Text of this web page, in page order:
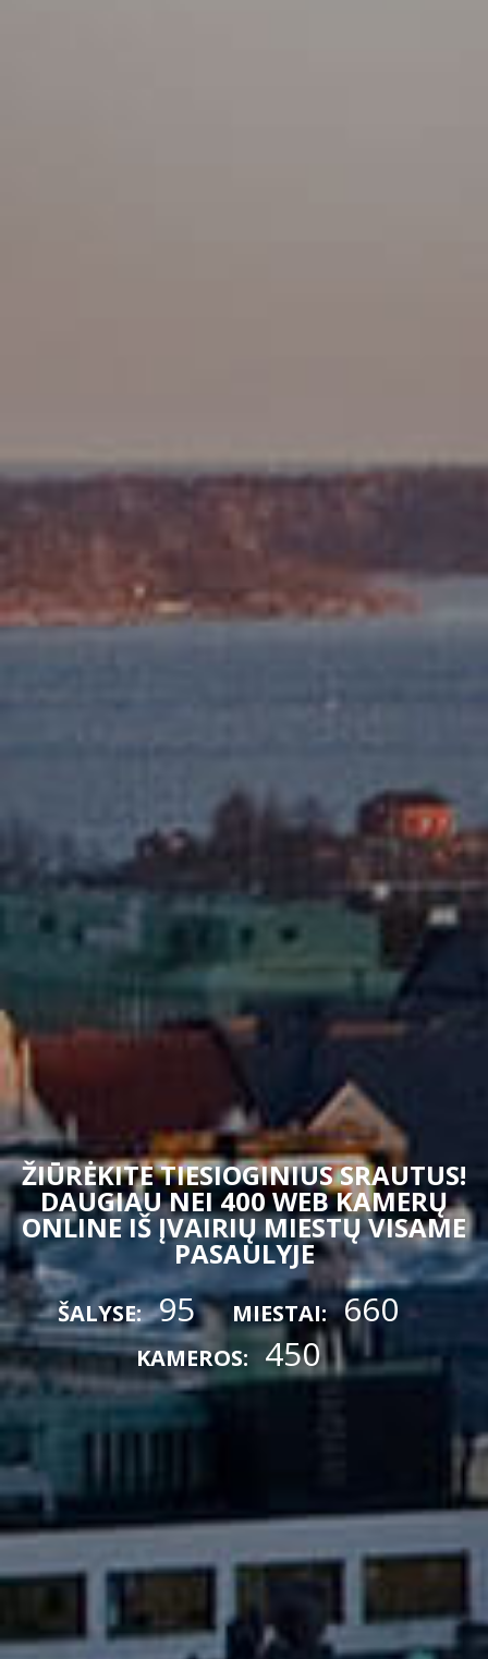
ŽIŪRĖKITE TIESIOGINIUS SRAUTUS!
DAUGIAU NEI 400 WEB KAMERŲ
ONLINE IŠ ĮVAIRIŲ MIESTŲ VISAME
PASAULYJE
ŠALYSE: 95 MIESTAI: 660
KAMEROS: 450